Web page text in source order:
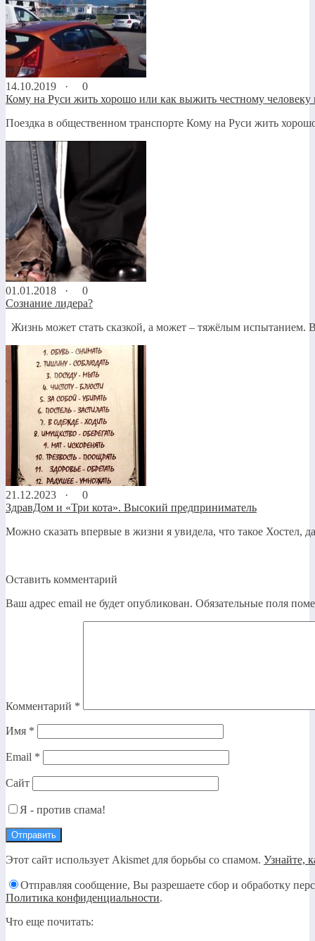
14.10.2019 ·
0
Кому на Руси жить хорошо или как выжить честному человеку
Поездка в общественном транспорте Кому на Руси жить
01.01.2018 ·
0
Сознание лидера?
Жизнь может стать сказкой, а может – тяжёлым испытанием.
21.12.2023 ·
0
ЗдравДом и «Три кота». Высокий предприниматель
Можно сказать впервые в жизни я увидела, что такое Хостел,
Оставить комментарий
Ваш адрес email не будет опубликован. Обязательные поля
Комментарий *
Имя *
Email *
Сайт
Я - против спама!
Этот сайт использует Akismet для борьбы со спамом. Узнайте,
Отправляя сообщение, Вы разрешаете сбор и обработку
Политика конфиденциальности.
Что еще почитать: